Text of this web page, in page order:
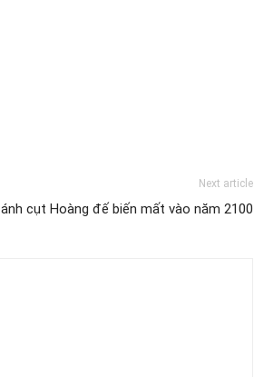
Next article
cụt Hoàng đế biến mất vào năm 2100